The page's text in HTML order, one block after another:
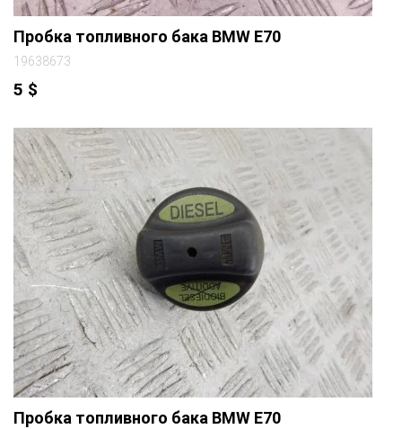
Пробка топливного бака BMW E70
19638673
5 $
Пробка топливного бака BMW E70